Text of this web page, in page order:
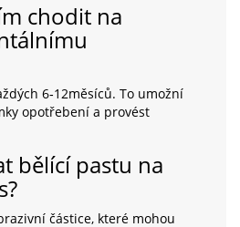
chodit na
6‑12měsíců. To umožní
opotřebení a provést
bělící pastu na
částice, které mohou